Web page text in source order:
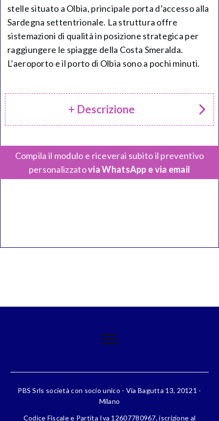
stelle situato a Olbia, principale porta d’accesso alla
Sardegna settentrionale. La struttura offre
sistemazioni di qualità in posizione strategica per
raggiungere le spiagge della Costa Smeralda.
L’aeroporto e il porto di Olbia sono a pochi minuti.
+ Descrizione
Compila il modulo e riceverai subito il preventivo
personalizzatovia WhatsApp e via email
PBS Srls società con socio unico - Via Bagutta 13, 20121 -
Milano
Codice Fiscale e Partita Iva 12607780967, iscrizione al